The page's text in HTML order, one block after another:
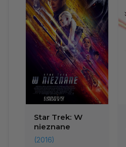
Star Trek: W
nieznane
(2016)